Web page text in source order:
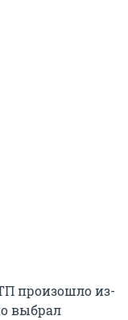
произошло из-
выбрал